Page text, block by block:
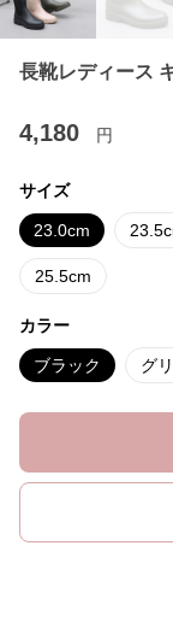
長靴レディース
4,180 円
サイズ
23.0cm
25.5cm
カラー
ブラック グ